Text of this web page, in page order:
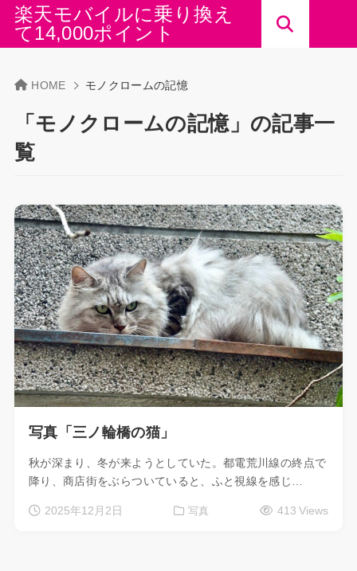
楽天モバイルに乗り換え
て14,000ポイント
HOME モノクロームの記憶
「モノクロームの記憶」の記事一
覧
写真「三ノ輪橋の猫」
秋が深まり、冬が来ようとしていた。都電荒川線の終点で
降り、商店街をぶらついていると、ふと視線を感じ…
2025年12月2日 写真 413 Views